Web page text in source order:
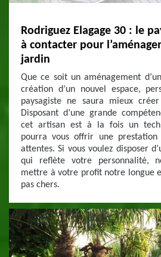
Rodriguez Elagage 30 : le
à contacter pour
jardin
Que ce soit un aménagement
création d’un nouvel espace,
paysagiste ne saura mieux
Disposant d’une grande
cet artisan est à la fois un
pourra vous offrir une
attentes. Si vous voulez disposer
qui reflète votre personnalité,
mettre à votre profit notre longue
pas chers.